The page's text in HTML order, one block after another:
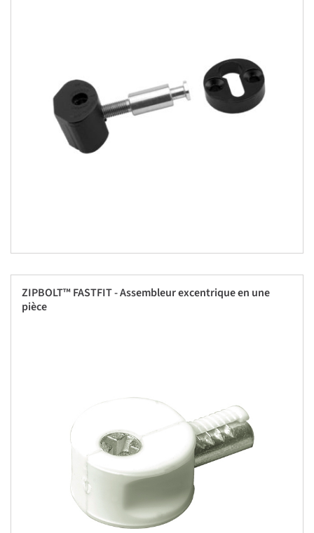
ZIPBOLT™ FASTFIT - Assembleur excentrique en une
pièce